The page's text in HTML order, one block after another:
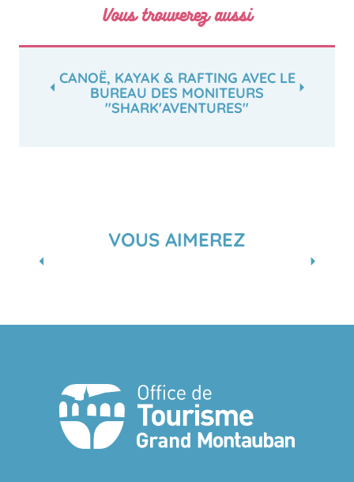
Vous trouverez aussi
CANOË, KAYAK & RAFTING AVEC LE
BUREAU DES MONITEURS
"SHARK'AVENTURES"
VOUS AIMEREZ